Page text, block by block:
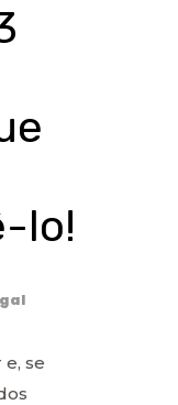
lo!
se